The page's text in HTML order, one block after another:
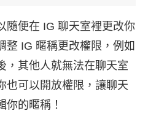
隨便在 IG 聊天室裡更改你
整 IG 暱稱更改權限，例如
，其他人就無法在聊天室
也可以開放權限，讓聊天
你的暱稱！